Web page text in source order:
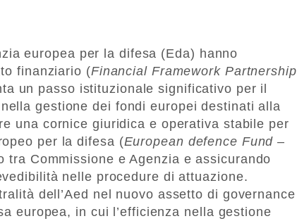
europea per la difesa (Eda) hanno
finanziario (Financial Framework Partnership
un passo istituzionale significativo per il
gestione dei fondi europei destinati alla
una cornice giuridica e operativa stabile per
per la difesa (European defence Fund –
Commissione e Agenzia e assicurando
nelle procedure di attuazione.
dell’Aed nel nuovo assetto di governance
europea, in cui l’efficienza nella gestione